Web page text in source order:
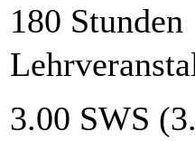
180 Stunden
3.00 SWS